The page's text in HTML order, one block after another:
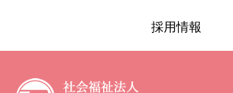
採用情報